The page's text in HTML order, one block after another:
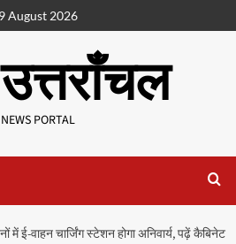
9 August 2026
NEWS PORTAL
में ई-वाहन चार्जिंग स्टेशन होगा अनिवार्य, पढ़ें कैबिनेट